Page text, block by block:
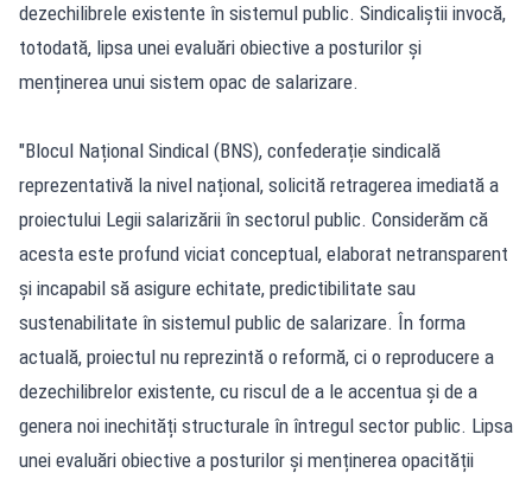
dezechilibrele existente în sistemul public. Sindicaliștii invocă,
totodată, lipsa unei evaluări obiective a posturilor și
menținerea unui sistem opac de salarizare.
"Blocul Național Sindical (BNS), confederație sindicală
reprezentativă la nivel național, solicită retragerea imediată a
proiectului Legii salarizării în sectorul public. Considerăm că
acesta este profund viciat conceptual, elaborat netransparent
și incapabil să asigure echitate, predictibilitate sau
sustenabilitate în sistemul public de salarizare. În forma
actuală, proiectul nu reprezintă o reformă, ci o reproducere a
dezechilibrelor existente, cu riscul de a le accentua și de a
genera noi inechități structurale în întregul sector public. Lipsa
unei evaluări obiective a posturilor și menținerea opacității